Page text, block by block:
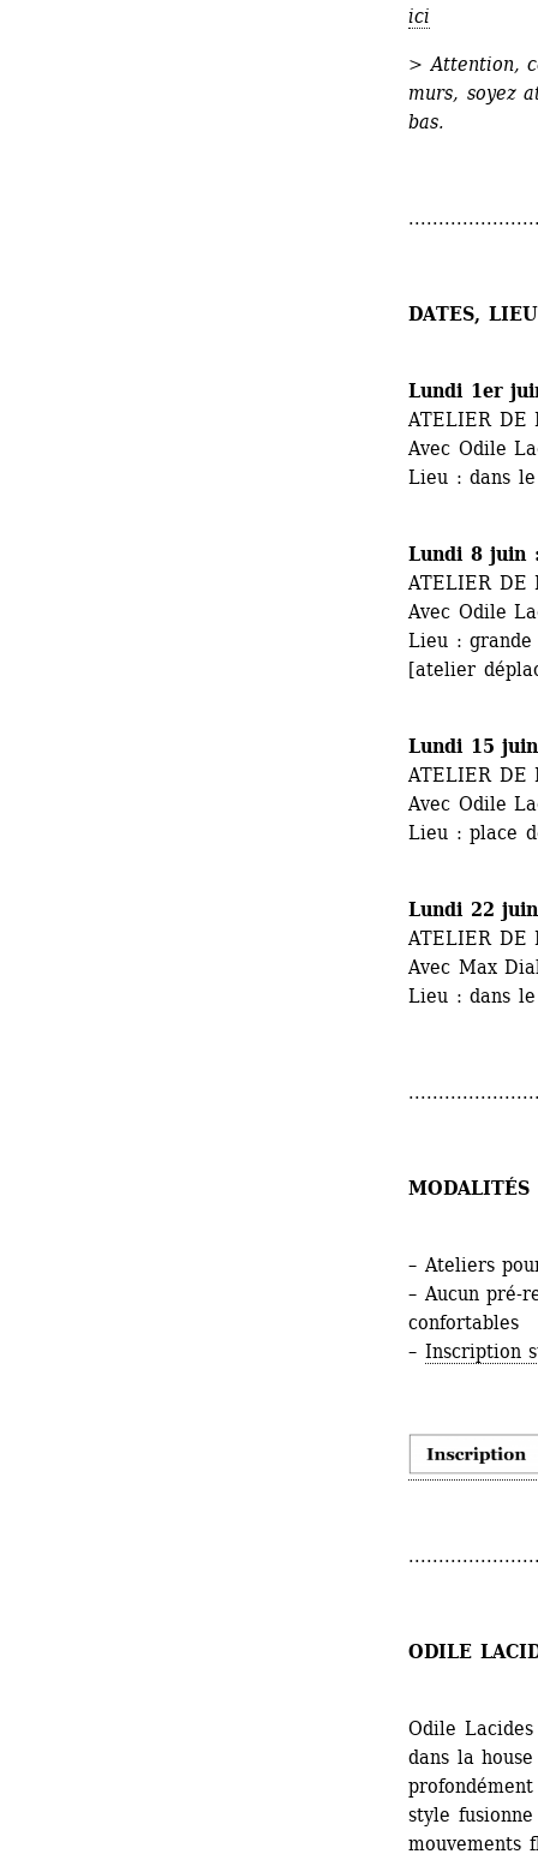
ici
> Attention,
murs, soyez
bas.
DATES,
Lundi 1er
ATELIER DE
Avec Odile
Lieu : dans
Lundi 8 juin
ATELIER DE
Avec Odile
Lieu : grande
[atelier
Lundi 15
ATELIER DE
Avec Odile
Lieu : place
Lundi 22
ATELIER DE
Avec Max
Lieu : dans
MODALITÉS
– Ateliers
– Aucun pré-
confortables
– Inscription
ODILE
Odile
dans la
style
mouvements